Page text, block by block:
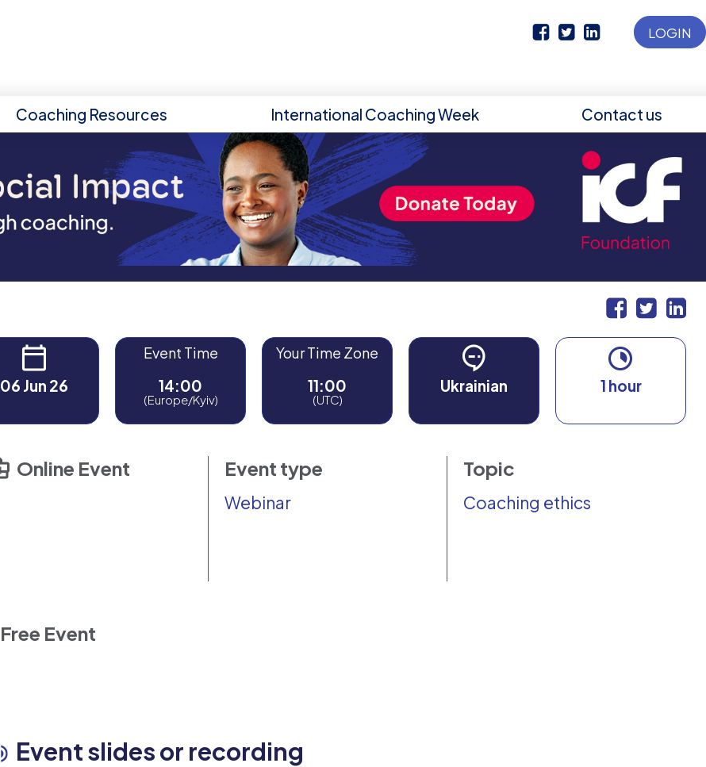
LOGIN
Coaching Resources International Coaching Week Contact us
06 Jun 26
Event Time
14:00
(Europe/Kyiv)
Your Time Zone
11:00
(UTC)
Ukrainian 1 hour
Online Event Event type
Webinar
Topic
Coaching ethics
Free Event
Event slides or recording